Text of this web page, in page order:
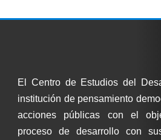
El Centro de Estudios del
institución de pensamiento
acciones públicas con el
proceso de desarrollo con